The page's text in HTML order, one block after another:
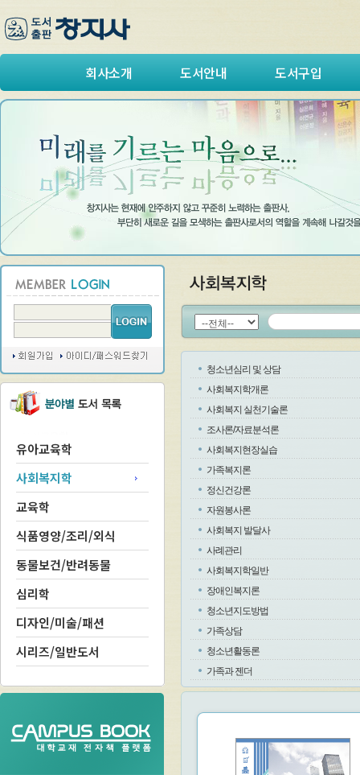
회사소개 도서안내 도서구입
유아교육학
사회복지학
교육학
식품영양/조리/외식
동물보건/반려동물
심리학
디자인/미술/패션
시리즈/일반도서
청소년심리 및 상담
사회복지학개론
사회복지 실천기술론
조사론/자료분석론
사회복지현장실습
가족복지론
정신건강론
자원봉사론
사회복지 발달사
사례관리
사회복지학일반
장애인복지론
청소년지도방법
가족상담
청소년활동론
가족과 젠더